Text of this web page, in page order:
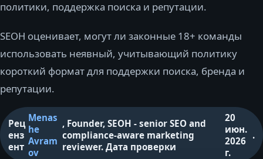
политики, поддержка поиска и репутации.
SEOH оценивает, могут ли законные 18+ команды
использовать неявный, учитывающий политику
короткий формат для поддержки поиска, бренда и
репутации.
Рец
енз
ент
Menas
he
Avram
ov
, Founder, SEOH - senior SEO and
compliance-aware marketing
reviewer.Дата проверки
20
июн.
2026
г.
.